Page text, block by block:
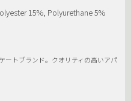
15%, Polyurethane 5%
ートブランド。クオリティの高いアパ